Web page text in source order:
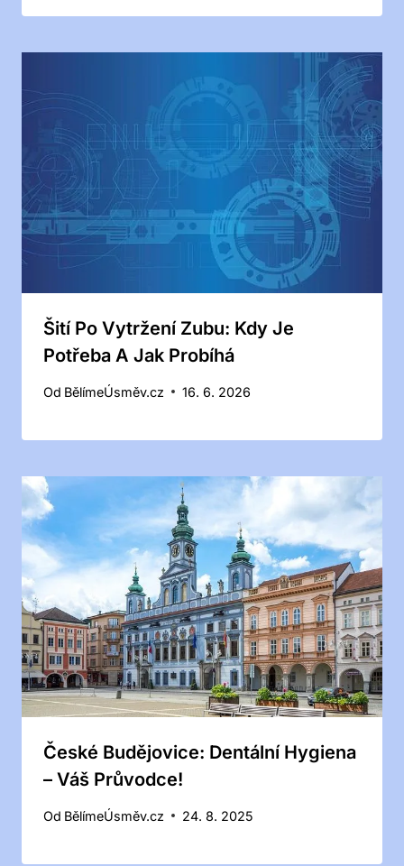
Šití Po Vytržení Zubu: Kdy Je
Potřeba A Jak Probíhá
Od BělímeÚsměv.cz 16. 6. 2026
České Budějovice: Dentální Hygiena
– Váš Průvodce!
Od BělímeÚsměv.cz 24. 8. 2025